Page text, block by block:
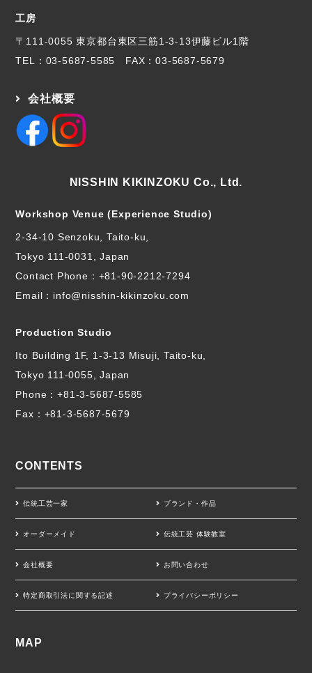
工房
〒111-0055 東京都台東区三筋1-3-13伊藤ビル1階
TEL： 03-5687-5585 FAX：03-5687-5679
会社概要
NISSHIN KIKINZOKU Co., Ltd.
Workshop Venue (Experience Studio)
2-34-10 Senzoku, Taito-ku,
Tokyo 111-0031, Japan
Contact Phone： +81-90-2212-7294
Email：info@nisshin-kikinzoku.com
Production Studio
Ito Building 1F, 1-3-13 Misuji, Taito-ku,
Tokyo 111-0055, Japan
Phone：+81-3-5687-5585
Fax：+81-3-5687-5679
CONTENTS
伝統工芸一家 ブランド・作品
オーダーメイド 伝統工芸 体験教室
会社概要 お問い合わせ
特定商取引法に関する記述 プライバシーポリシー
MAP